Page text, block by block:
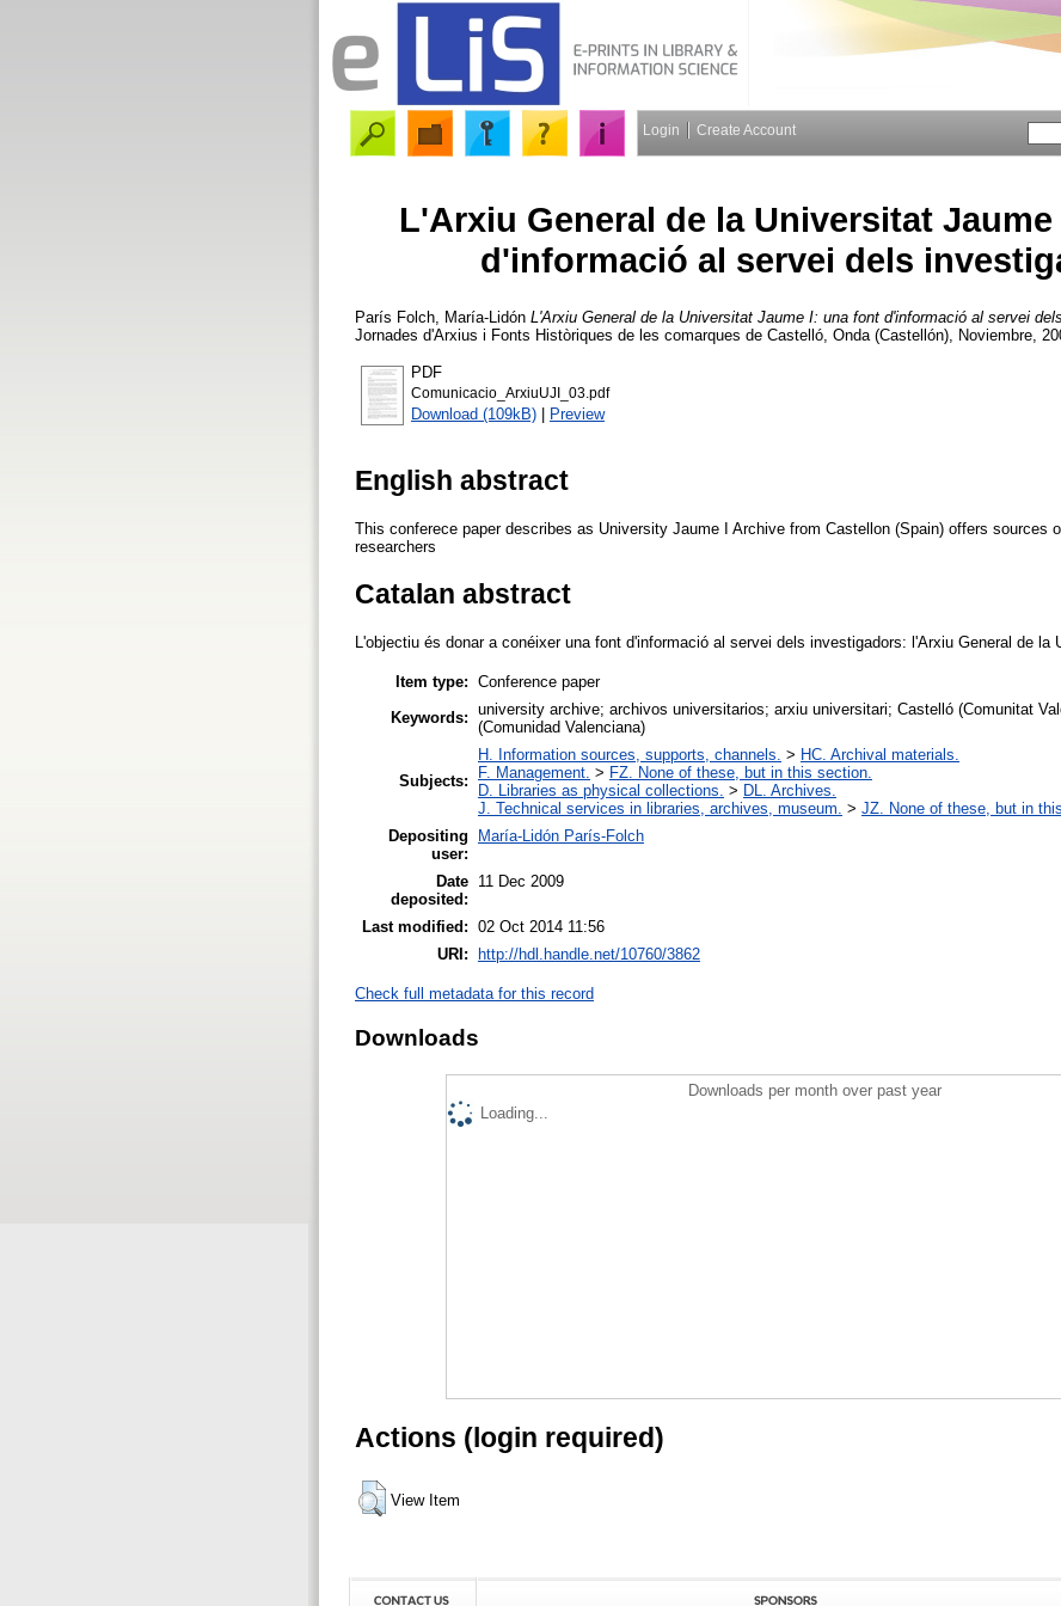
Login Create Account
L'Arxiu General de la Universitat
d'informació al servei dels
París Folch, María-Lidón L'Arxiu General de la Universitat Jaume I: una font d'informació al servei
Jornades d'Arxius i Fonts Històriques de les comarques de Castelló, Onda (Castellón), Noviembre,
PDF
Comunicacio_ArxiuUJI_03.pdf
Download (109kB) | Preview
English abstract
This conferece paper describes as University Jaume I Archive from Castellon (Spain) offers sources
researchers
Catalan abstract
L'objectiu és donar a conéixer una font d'informació al servei dels investigadors: l'Arxiu General de la
Item type: Conference paper
Keywords: university archive; archivos universitarios; arxiu universitari; Castelló (Comunitat
(Comunidad Valenciana)
Subjects:
H. Information sources, supports, channels. > HC. Archival materials.
F. Management. > FZ. None of these, but in this section.
D. Libraries as physical collections. > DL. Archives.
J. Technical services in libraries, archives, museum. > JZ. None of these, but in
Depositing
user:
María-Lidón París-Folch
Date
deposited:
11 Dec 2009
Last modified: 02 Oct 2014 11:56
URI:
http://hdl.handle.net/10760/3862
Check full metadata for this record
Downloads
Downloads per month over past year
Loading...
Actions (login required)
View Item